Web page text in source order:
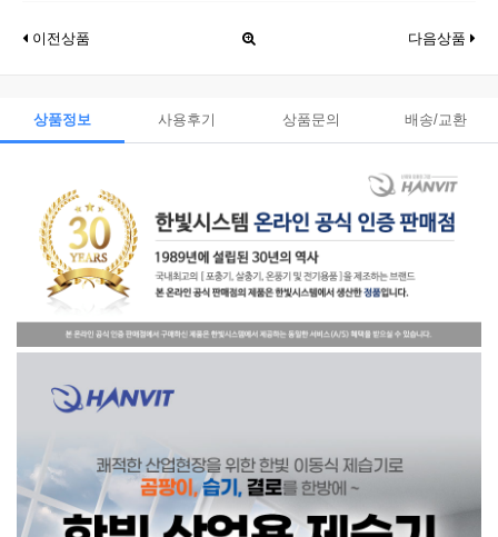
이전상품 다음상품
상품정보 사용후기 상품문의 배송/교환